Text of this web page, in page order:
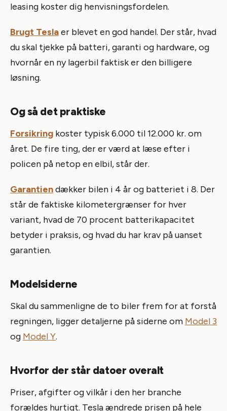
leasing koster dig henvisningsfordelen.
Brugt Teslaer blevet en god handel. Der står, hvad
du skal tjekke på batteri, garanti og hardware, og
hvornår en ny lagerbil faktisk er den billigere
løsning.
Og så det praktiske
Forsikring koster typisk 6.000 til 12.000 kr. om
året. De fire ting, der er værd at læse efter i
policen på netop en elbil, står der.
Garantiendækker bilen i 4 år og batteriet i 8. Der
står de faktiske kilometergrænser for hver
variant, hvad de 70 procent batterikapacitet
betyder i praksis, og hvad du har krav på uanset
garantien.
Modelsiderne
Skal du sammenligne de to biler frem for at forstå
regningen, ligger detaljerne på siderne om Model 3
og Model Y.
Hvorfor der står datoer overalt
Priser, afgifter og vilkår i den her branche
forældes hurtigt. Tesla ændrede prisen på hele